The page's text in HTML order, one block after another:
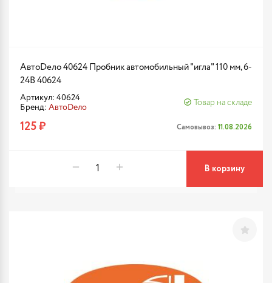
АвтоDело 40624 Пробник автомобильный "игла" 110 мм, 6-
24В 40624
Артикул: 40624
Бренд: АвтоDело
Товар на складе
125 ₽ Самовывоз: 11.08.2026
В корзину